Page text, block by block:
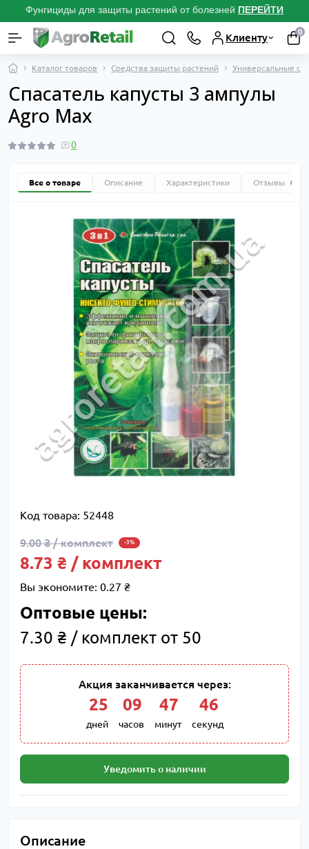
Фунгициды для защиты растений от болезней ПЕРЕЙТИ
Клиенту
0
Каталог товаров Средства защиты растений Универсальные
Спасатель капусты 3 ампулы
Agro Max
0
Все о товаре Описание Характеристики Отзывы
Код товара: 52448
9.00 ₴ / комплект -3%
8.73 ₴ / комплект
Вы экономите: 0.27 ₴
Оптовые цены:
7.30 ₴ / комплект от 50
Акция заканчивается через:
25
дней
09
часов
47
минут
46
секунд
Уведомить о наличии
Описание